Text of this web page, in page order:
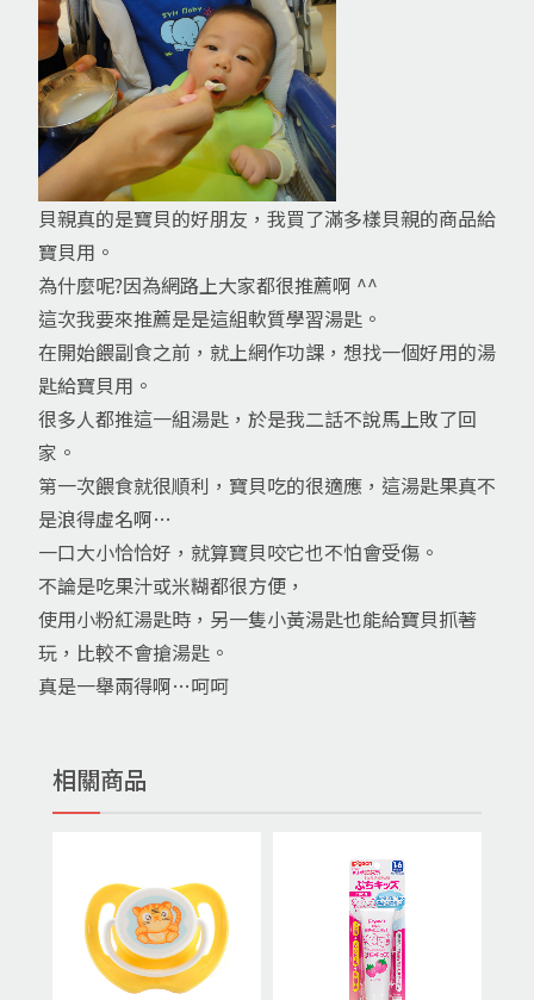
貝親真的是寶貝的好朋友，我買了滿多樣貝親的商品給
寶貝用。
為什麼呢?因為網路上大家都很推薦啊 ^^
這次我要來推薦是是這組軟質學習湯匙。
在開始餵副食之前，就上網作功課，想找一個好用的湯
匙給寶貝用。
很多人都推這一組湯匙，於是我二話不說馬上敗了回
家。
第一次餵食就很順利，寶貝吃的很適應，這湯匙果真不
是浪得虛名啊…
一口大小恰恰好，就算寶貝咬它也不怕會受傷。
不論是吃果汁或米糊都很方便，
使用小粉紅湯匙時，另一隻小黃湯匙也能給寶貝抓著
玩，比較不會搶湯匙。
真是一舉兩得啊…呵呵
相關商品